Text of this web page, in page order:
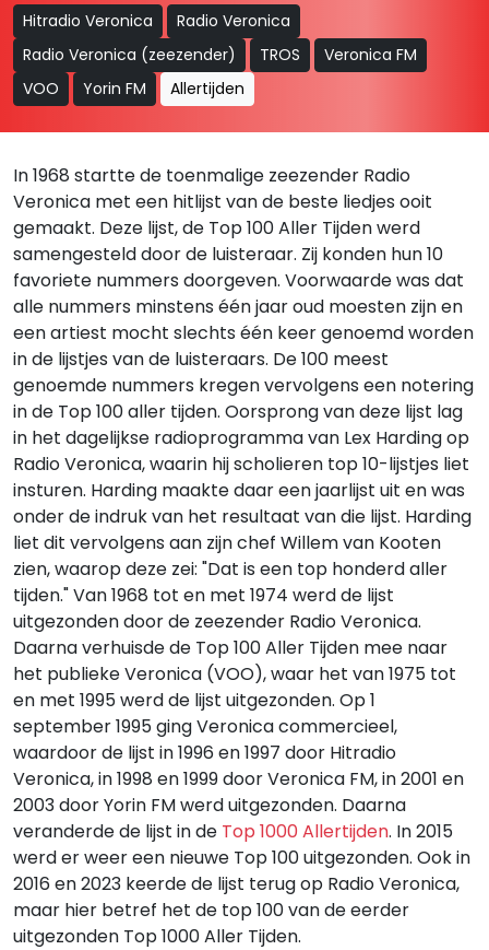
Hitradio Veronica
Radio Veronica
Radio Veronica (zeezender)
TROS
Veronica FM
VOO
Yorin FM Allertijden
In 1968 startte de toenmalige zeezender Radio
Veronica met een hitlijst van de beste liedjes ooit
gemaakt. Deze lijst, de Top 100 Aller Tijden werd
samengesteld door de luisteraar. Zij konden hun 10
favoriete nummers doorgeven. Voorwaarde was dat
alle nummers minstens één jaar oud moesten zijn en
een artiest mocht slechts één keer genoemd worden
in de lijstjes van de luisteraars. De 100 meest
genoemde nummers kregen vervolgens een notering
in de Top 100 aller tijden. Oorsprong van deze lijst lag
in het dagelijkse radioprogramma van Lex Harding op
Radio Veronica, waarin hij scholieren top 10-lijstjes liet
insturen. Harding maakte daar een jaarlijst uit en was
onder de indruk van het resultaat van die lijst. Harding
liet dit vervolgens aan zijn chef Willem van Kooten
zien, waarop deze zei: "Dat is een top honderd aller
tijden." Van 1968 tot en met 1974 werd de lijst
uitgezonden door de zeezender Radio Veronica.
Daarna verhuisde de Top 100 Aller Tijden mee naar
het publieke Veronica (VOO), waar het van 1975 tot
en met 1995 werd de lijst uitgezonden. Op 1
september 1995 ging Veronica commercieel,
waardoor de lijst in 1996 en 1997 door Hitradio
Veronica, in 1998 en 1999 door Veronica FM, in 2001 en
2003 door Yorin FM werd uitgezonden. Daarna
veranderde de lijst in de Top 1000 Allertijden. In 2015
werd er weer een nieuwe Top 100 uitgezonden. Ook in
2016 en 2023 keerde de lijst terug op Radio Veronica,
maar hier betref het de top 100 van de eerder
uitgezonden Top 1000 Aller Tijden.